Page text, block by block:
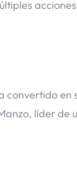
convertido
líder de